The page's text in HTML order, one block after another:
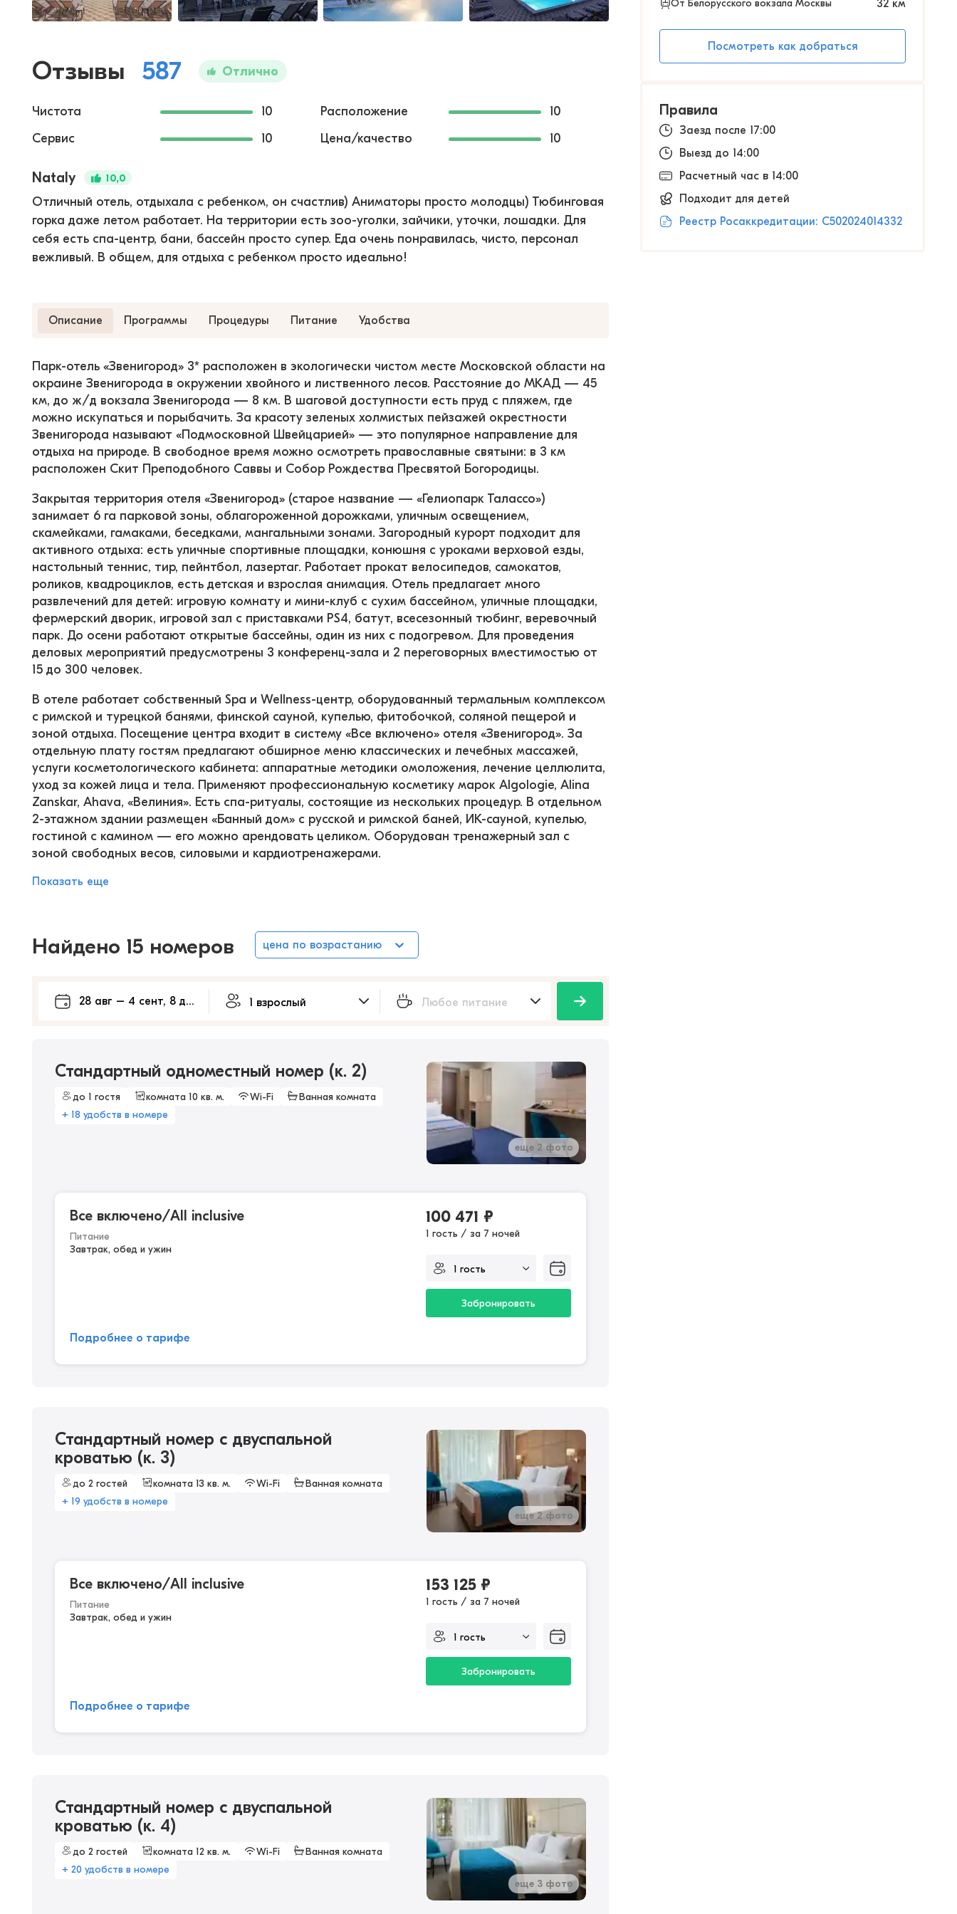
Отзывы 587 Отлично
Чистота 10 Расположение
10
Сервис
10 Цена/качество 10
Nataly 10,0
Отличный отель, отдыхала с ребенком, он счастлив) Аниматоры просто молодцы) Тюбинговая
горка даже летом работает. На территории есть зоо-уголки, зайчики, уточки, лошадки. Для
себя есть спа-центр, бани, бассейн просто супер. Еда очень понравилась, чисто, персонал
вежливый. В общем, для отдыха с ребенком просто идеально!
Описание Программы Процедуры Питание Удобства
Парк-отель «Звенигород» 3* расположен в экологически чистом месте Московской области на
окраине Звенигорода в окружении хвойного и лиственного лесов. Расстояние до МКАД — 45
км, до ж/д вокзала Звенигорода — 8 км. В шаговой доступности есть пруд с пляжем, где
можно искупаться и порыбачить. За красоту зеленых холмистых пейзажей окрестности
Звенигорода называют «Подмосковной Швейцарией» — это популярное направление для
отдыха на природе. В свободное время можно осмотреть православные святыни: в 3 км
расположен Скит Преподобного Саввы и Собор Рождества Пресвятой Богородицы.
Закрытая территория отеля «Звенигород» (старое название — «Гелиопарк Талассо»)
занимает 6 га парковой зоны, облагороженной дорожками, уличным освещением,
скамейками, гамаками, беседками, мангальными зонами. Загородный курорт подходит для
активного отдыха: есть уличные спортивные площадки, конюшня с уроками верховой езды,
настольный теннис, тир, пейнтбол, лазертаг. Работает прокат велосипедов, самокатов,
роликов, квадроциклов, есть детская и взрослая анимация. Отель предлагает много
развлечений для детей: игровую комнату и мини-клуб с сухим бассейном, уличные площадки,
фермерский дворик, игровой зал с приставками PS4, батут, всесезонный тюбинг, веревочный
парк. До осени работают открытые бассейны, один из них с подогревом. Для проведения
деловых мероприятий предусмотрены 3 конференц-зала и 2 переговорных вместимостью от
15 до 300 человек.
В отеле работает собственный Spa и Wellness-центр, оборудованный термальным комплексом
с римской и турецкой банями, финской сауной, купелью, фитобочкой, соляной пещерой и
зоной отдыха. Посещение центра входит в систему «Все включено» отеля «Звенигород». За
отдельную плату гостям предлагают обширное меню классических и лечебных массажей,
услуги косметологического кабинета: аппаратные методики омоложения, лечение целлюлита,
уход за кожей лица и тела. Применяют профессиональную косметику марок Algologie, Alina
Zanskar, Ahava, «Велиния». Есть спа-ритуалы, состоящие из нескольких процедур. В отдельном
2-этажном здании размещен «Банный дом» с русской и римской баней, ИК-сауной, купелью,
гостиной с камином — его можно арендовать целиком. Оборудован тренажерный зал с
зоной свободных весов, силовыми и кардиотренажерами.
Показать еще
Найдено 15 номеров цена по возрастанию
Стандартный одноместный номер (к. 2)
до 1 гостя комната 10 кв. м. Wi-Fi
Ванная комната
+ 18 удобств в номере
еще 2 фото
Все включено/All inclusive
Питание
Завтрак, обед и ужин
100 471 ₽
1 гость / за 7 ночей
Забронировать
Подробнее о тарифе
Стандартный номер с двуспальной
кроватью (к. 3)
до 2 гостей комната 13 кв. м. Wi-Fi
Ванная комната
+ 19 удобств в номере
еще 2 фото
Все включено/All inclusive
Питание
Завтрак, обед и ужин
153 125 ₽
1 гость / за 7 ночей
Забронировать
Подробнее о тарифе
Стандартный номер с двуспальной
кроватью (к. 4)
до 2 гостей комната 12 кв. м. Wi-Fi
Ванная комната
+ 20 удобств в номере
еще 3 фото
От Белорусского вокзала Москвы 32 км
Посмотреть как добраться
Правила
Заезд после 17:00
Выезд до 14:00
Расчетный час в 14:00
Подходит для детей
Реестр Росаккредитации: С502024014332